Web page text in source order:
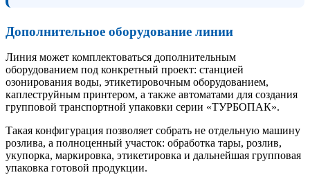
Дополнительное оборудование линии
Линия может комплектоваться дополнительным
оборудованием под конкретный проект: станцией
озонирования воды, этикетировочным оборудованием,
каплеструйным принтером, а также автоматами для создания
групповой транспортной упаковки серии «ТУРБОПАК».
Такая конфигурация позволяет собрать не отдельную машину
розлива, а полноценный участок: обработка тары, розлив,
укупорка, маркировка, этикетировка и дальнейшая групповая
упаковка готовой продукции.